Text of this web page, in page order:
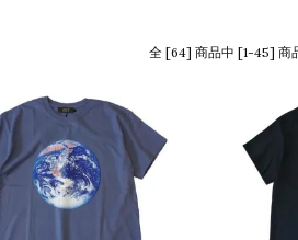
全 [64] 商品中 [1-45] 商